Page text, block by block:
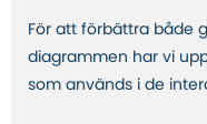
För att förbättra både
diagrammen har vi
som används i de